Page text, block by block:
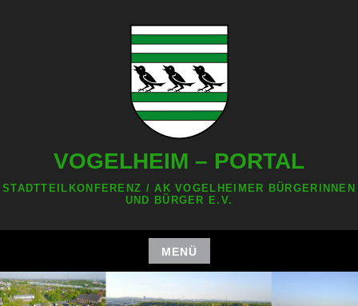
VOGELHEIM – PORTAL
STADTTEILKONFERENZ / AK VOGELHEIMER BÜRGERINNEN
UND BÜRGER E.V.
MENÜ
Zum
Inhalt